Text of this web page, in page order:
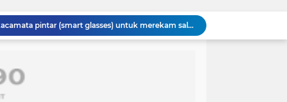
Kasus penggunaan kacamata pintar (smart glasses) untuk merekam salah satu usher di ajang Gaikindo Indonesia International Auto Show (GIIAS) 2026
Menteri Kesehatan (Menkes) Budi Gunadi Sadikin mengaku bersedih setiap kali mendengar kabar ada masyarakat yang meninggal dunia pada usia muda. Ia bahkan menyebut dirinya merasa gagal sebagai menteri kesehatan apabila masih ada warga yang kehilangan nyawa